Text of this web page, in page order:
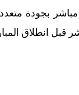
بجودة
قبل انطلاق